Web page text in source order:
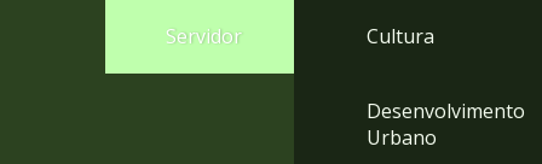
Servidor Cultura
Desenvolvimento
Urbano